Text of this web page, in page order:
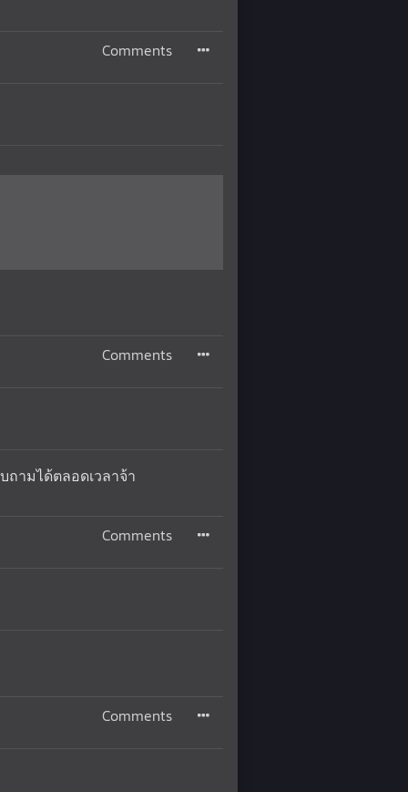
Comments
Comments
ามได้ตลอดเวลาจ้า
Comments
Comments